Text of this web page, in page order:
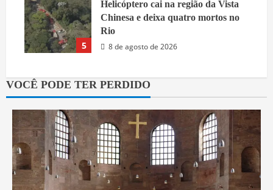
5
Helicóptero cai na região da Vista
Chinesa e deixa quatro mortos no
Rio
8 de agosto de 2026
VOCÊ PODE TER PERDIDO